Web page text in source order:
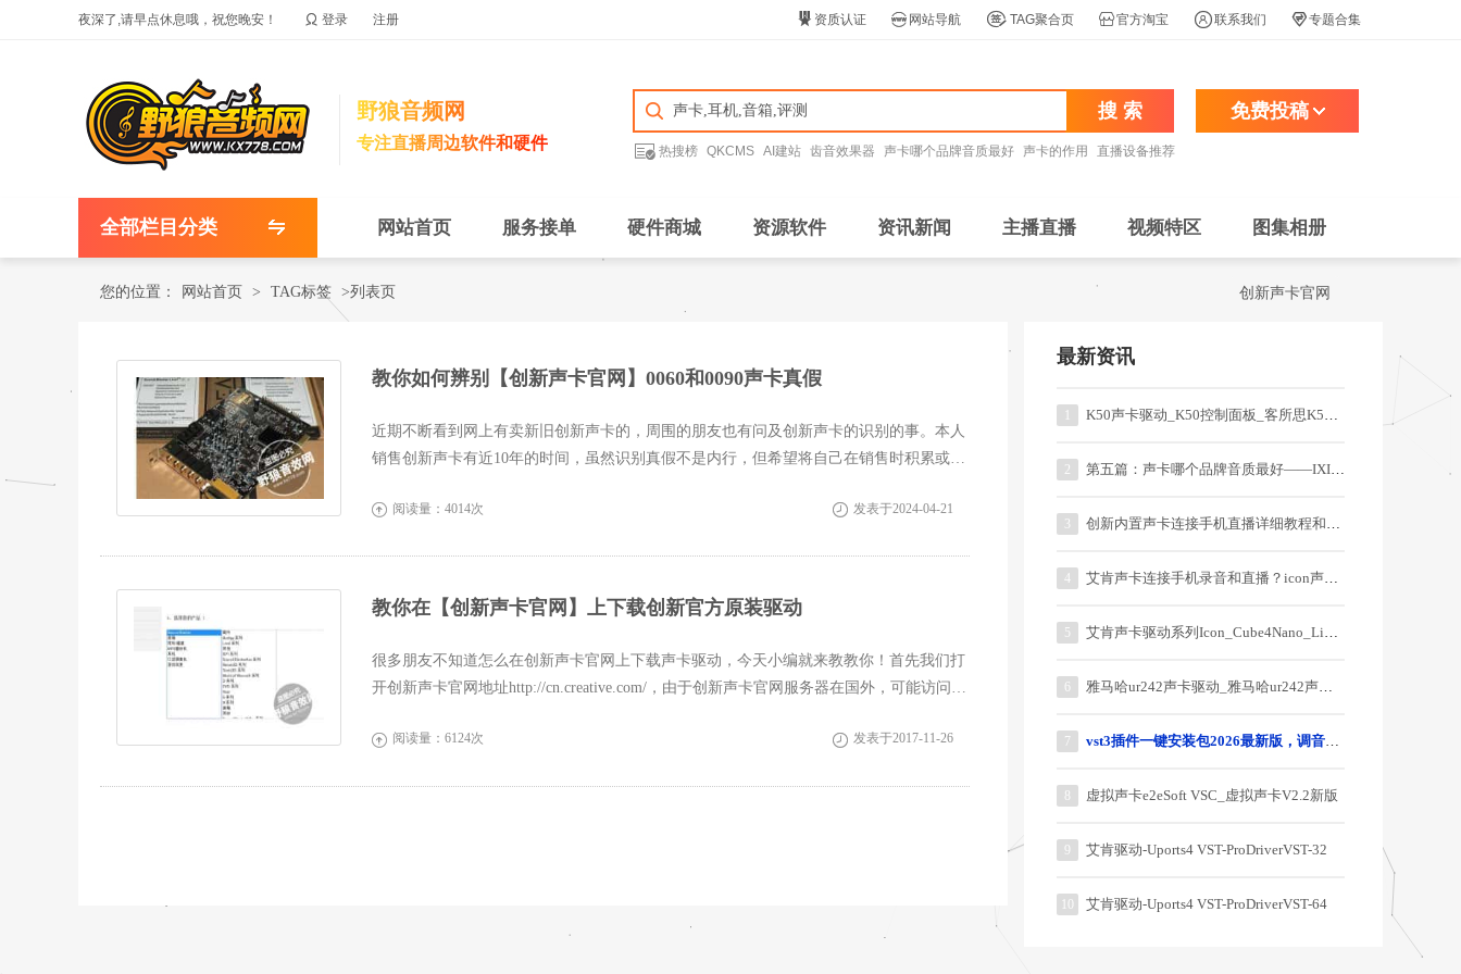
夜深了,请早点休息哦，祝您晚安！  登录 注册  资质认证  网站导航  TAG聚合页 官方淘宝 联系我们 专题合集
野狼音频网
专注直播周边软件和硬件
搜 索 免费投稿
 热搜榜 QKCMS AI建站 齿音效果器 声卡哪个品牌音质最好 声卡的作用 直播设备推荐
全部栏目分类 网站首页 服务接单 硬件商城 资源软件 资讯新闻 主播直播 视频特区 图集相册
您的位置： 网站首页 > TAG标签 >列表页 创新声卡官网
教你如何辨别【创新声卡官网】0060和0090声卡真假
近期不断看到网上有卖新旧创新声卡的，周围的朋友也有问及创新声卡的识别的事。本人
销售创新声卡有近10年的时间，虽然识别真假不是内行，但希望将自己在销售时积累或者
 阅读量：4014次  发表于2024-04-21
教你在【创新声卡官网】上下载创新官方原装驱动
很多朋友不知道怎么在创新声卡官网上下载声卡驱动，今天小编就来教教你！首先我们打
开创新声卡官网地址http://cn.creative.com/，由于创新声卡官网服务器在国外，可能访问时
 阅读量：6124次  发表于2017-11-26
最新资讯
K50声卡驱动_K50控制面板_客所思K50一键音效
2 第五篇：声卡哪个品牌音质最好——IXI系列的直播、录音声卡
3 创新内置声卡连接手机直播详细教程和说明
4 艾肯声卡连接手机录音和直播？icon声卡连接手机教程？
5 艾肯声卡驱动系列Icon_Cube4Nano_Live_3.0.0.5
6 雅马哈ur242声卡驱动_雅马哈ur242声卡驱动器
7 vst3插件一键安装包2026最新版，调音师御用64位插件
虚拟声卡e2eSoft VSC_虚拟声卡V2.2新版
9 艾肯驱动-Uports4 VST-ProDriverVST-32
艾肯驱动-Uports4 VST-ProDriverVST-64